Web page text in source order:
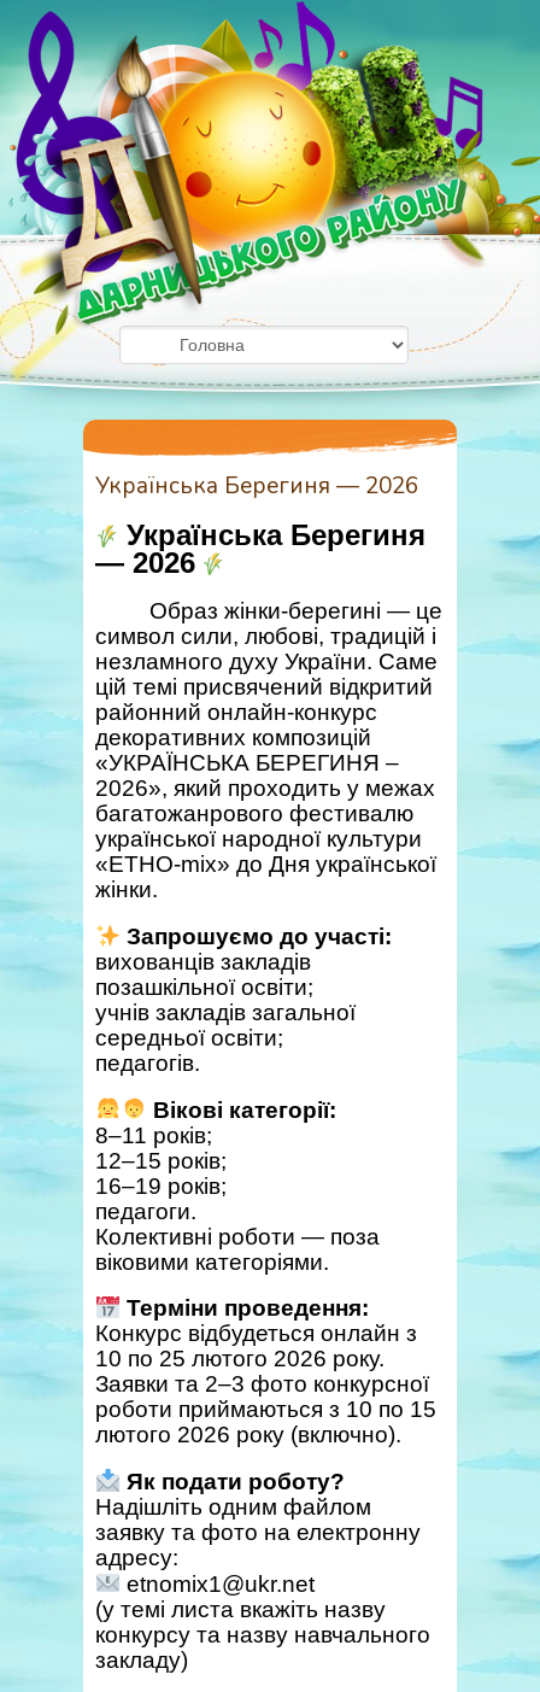
Українська Берегиня — 2026
Українська Берегиня
— 2026
Образ жінки-берегині — це
символ сили, любові, традицій і
незламного духу України. Саме
цій темі присвячений відкритий
районний онлайн-конкурс
декоративних композицій
«УКРАЇНСЬКА БЕРЕГИНЯ –
2026», який проходить у межах
багатожанрового фестивалю
української народної культури
«ЕТНО-mix» до Дня української
жінки.
Запрошуємо до участі:
вихованців закладів
позашкільної освіти;
учнів закладів загальної
середньої освіти;
педагогів.
Вікові категорії:
8–11 років;
12–15 років;
16–19 років;
педагоги.
Колективні роботи — поза
віковими категоріями.
Терміни проведення:
Конкурс відбудеться онлайн з
10 по 25 лютого 2026 року.
Заявки та 2–3 фото конкурсної
роботи приймаються з 10 по 15
лютого 2026 року (включно).
Як подати роботу?
Надішліть одним файлом
заявку та фото на електронну
адресу:
etnomix1@ukr.net
(у темі листа вкажіть назву
конкурсу та назву навчального
закладу)